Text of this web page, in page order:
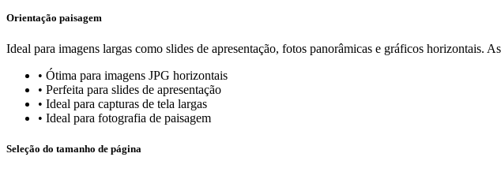
Orientação paisagem
Ideal para imagens largas como slides de apresentação, fotos panorâmicas e gráficos horizontais.
• Ótima para imagens JPG horizontais
• Perfeita para slides de apresentação
• Ideal para capturas de tela largas
• Ideal para fotografia de paisagem
Seleção do tamanho de página